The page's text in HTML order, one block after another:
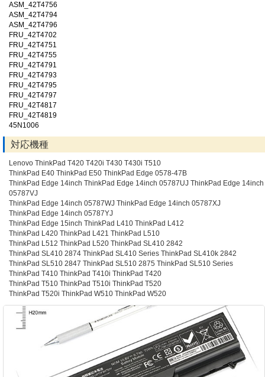
ASM_42T4756
ASM_42T4794
ASM_42T4796
FRU_42T4702
FRU_42T4751
FRU_42T4755
FRU_42T4791
FRU_42T4793
FRU_42T4795
FRU_42T4797
FRU_42T4817
FRU_42T4819
45N1006
対応機種
Lenovo ThinkPad T420 T420i T430 T430i T510
ThinkPad E40 ThinkPad E50 ThinkPad Edge 0578-47B
ThinkPad Edge 14inch ThinkPad Edge 14inch 05787UJ ThinkPad Edge 14inch
05787VJ
ThinkPad Edge 14inch 05787WJ ThinkPad Edge 14inch 05787XJ
ThinkPad Edge 14inch 05787YJ
ThinkPad Edge 15inch ThinkPad L410 ThinkPad L412
ThinkPad L420 ThinkPad L421 ThinkPad L510
ThinkPad L512 ThinkPad L520 ThinkPad SL410 2842
ThinkPad SL410 2874 ThinkPad SL410 Series ThinkPad SL410k 2842
ThinkPad SL510 2847 ThinkPad SL510 2875 ThinkPad SL510 Series
ThinkPad T410 ThinkPad T410i ThinkPad T420
ThinkPad T510 ThinkPad T510i ThinkPad T520
ThinkPad T520i ThinkPad W510 ThinkPad W520